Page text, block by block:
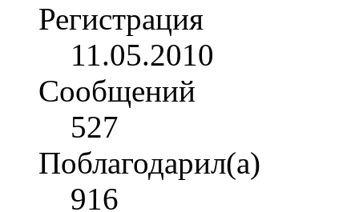
Регистрация
11.05.2010
Сообщений
527
Поблагодарил(а)
916